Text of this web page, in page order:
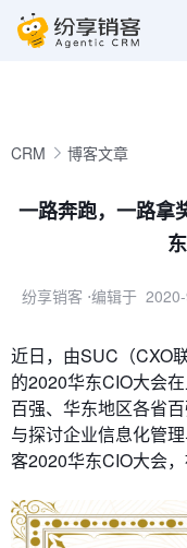
CRM 博客文章
一路奔跑，一路拿
纷享销客 ⋅编辑于
近日，由SUC（CXO
的2020华东CIO大会
百强、华东地区各省
与探讨企业信息化管
客2020华东CIO大会，